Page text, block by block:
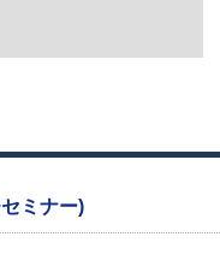
ミナー)